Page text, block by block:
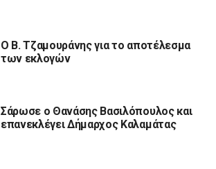
Ο Β. Τζαμουράνης για το αποτέλεσμα
των εκλογών
Σάρωσε ο Θανάσης Βασιλόπουλος και
επανεκλέγει Δήμαρχος Καλαμάτας